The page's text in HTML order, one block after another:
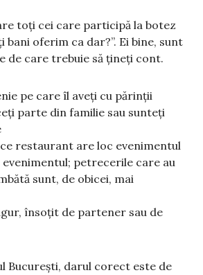
toți cei care participă la botez
bani oferim ca dar?”. Ei bine, sunt
de care trebuie să țineți cont.
pe care îl aveți cu părinții
parte din familie sau sunteți
restaurant are loc evenimentul
petrecerile care au
sunt, de obicei, mai
însoțit de partener sau de
București, darul corect este de